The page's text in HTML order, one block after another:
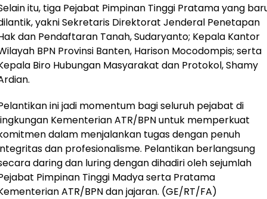
itu, tiga Pejabat Pimpinan Tinggi Pratama yang
yakni Sekretaris Direktorat Jenderal Penetapan
dan Pendaftaran Tanah, Sudaryanto; Kepala Kantor
BPN Provinsi Banten, Harison Mocodompis; serta
Biro Hubungan Masyarakat dan Protokol, Shamy
ini jadi momentum bagi seluruh pejabat di
Kementerian ATR/BPN untuk memperkuat
dalam menjalankan tugas dengan penuh
dan profesionalisme. Pelantikan berlangsung
daring dan luring dengan dihadiri oleh sejumlah
Pimpinan Tinggi Madya serta Pratama
ATR/BPN dan jajaran. (GE/RT/FA)